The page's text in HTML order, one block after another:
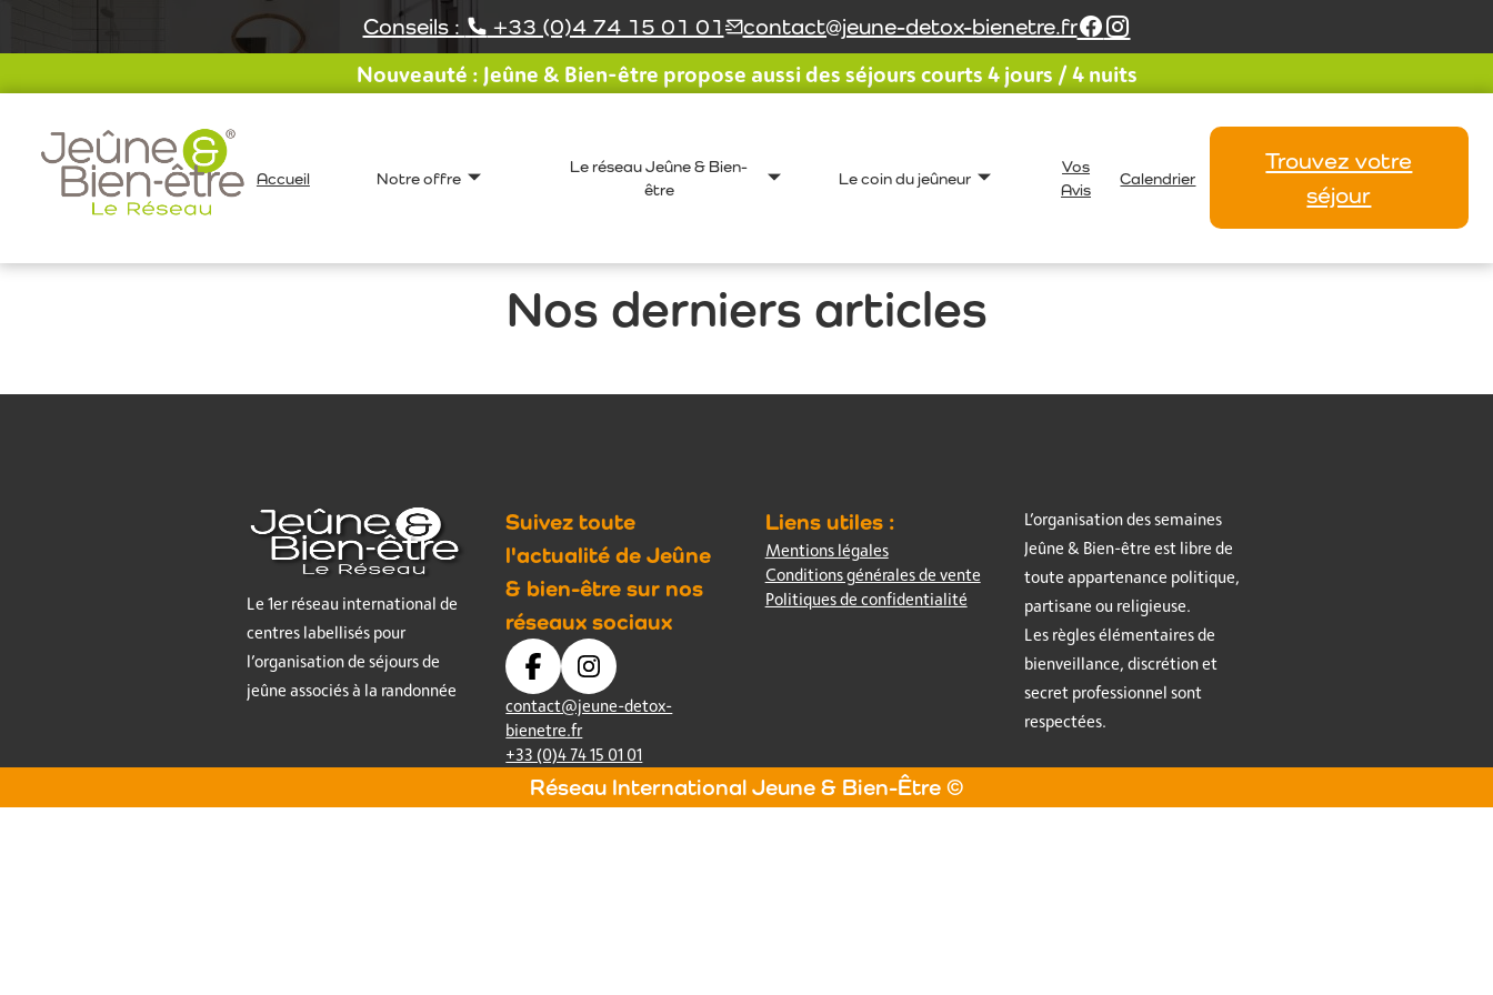
Conseils : +33 (0)4 74 15 01 01 contact@jeune-detox-bienetre.fr
Nouveauté : Jeûne & Bien-être propose aussi des séjours courts 4 jours / 4 nuits
Accueil Notre offre
Le réseau Jeûne & Bien-
être
Le coin du jeûneur
Vos
Avis
Calendrier
Trouvez votre
séjour
Nos derniers articles
Le 1er réseau international de
centres labellisés pour
l’organisation de séjours de
jeûne associés à la randonnée
Suivez toute
l'actualité de Jeûne
& bien-être sur nos
réseaux sociaux
contact@jeune-detox-
bienetre.fr
+33 (0)4 74 15 01 01
Liens utiles :
Mentions légales
Conditions générales de vente
Politiques de confidentialité
L’organisation des semaines
Jeûne & Bien-être est libre de
toute appartenance politique,
partisane ou religieuse.
Les règles élémentaires de
bienveillance, discrétion et
secret professionnel sont
respectées.
Réseau International Jeune & Bien-Être ©